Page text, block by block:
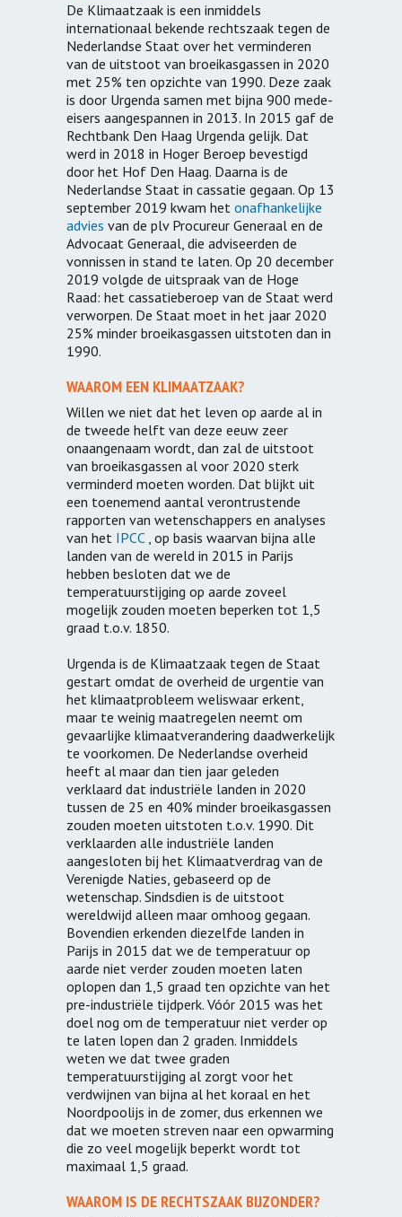
De Klimaatzaak is een inmiddels
internationaal bekende rechtszaak tegen de
Nederlandse Staat over het verminderen
van de uitstoot van broeikasgassen in 2020
met 25% ten opzichte van 1990. Deze zaak
is door Urgenda samen met bijna 900 mede-
eisers aangespannen in 2013. In 2015 gaf de
Rechtbank Den Haag Urgenda gelijk. Dat
werd in 2018 in Hoger Beroep bevestigd
door het Hof Den Haag. Daarna is de
Nederlandse Staat in cassatie gegaan. Op 13
september 2019 kwam het onafhankelijke
advies van de plv Procureur Generaal en de
Advocaat Generaal, die adviseerden de
vonnissen in stand te laten. Op 20 december
2019 volgde de uitspraak van de Hoge
Raad: het cassatieberoep van de Staat werd
verworpen. De Staat moet in het jaar 2020
25% minder broeikasgassen uitstoten dan in
1990.
WAAROM EEN KLIMAATZAAK?
Willen we niet dat het leven op aarde al in
de tweede helft van deze eeuw zeer
onaangenaam wordt, dan zal de uitstoot
van broeikasgassen al voor 2020 sterk
verminderd moeten worden. Dat blijkt uit
een toenemend aantal verontrustende
rapporten van wetenschappers en analyses
van het IPCC , op basis waarvan bijna alle
landen van de wereld in 2015 in Parijs
hebben besloten dat we de
temperatuurstijging op aarde zoveel
mogelijk zouden moeten beperken tot 1,5
graad t.o.v. 1850.
Urgenda is de Klimaatzaak tegen de Staat
gestart omdat de overheid de urgentie van
het klimaatprobleem weliswaar erkent,
maar te weinig maatregelen neemt om
gevaarlijke klimaatverandering daadwerkelijk
te voorkomen. De Nederlandse overheid
heeft al maar dan tien jaar geleden
verklaard dat industriële landen in 2020
tussen de 25 en 40% minder broeikasgassen
zouden moeten uitstoten t.o.v. 1990. Dit
verklaarden alle industriële landen
aangesloten bij het Klimaatverdrag van de
Verenigde Naties, gebaseerd op de
wetenschap. Sindsdien is de uitstoot
wereldwijd alleen maar omhoog gegaan.
Bovendien erkenden diezelfde landen in
Parijs in 2015 dat we de temperatuur op
aarde niet verder zouden moeten laten
oplopen dan 1,5 graad ten opzichte van het
pre-industriële tijdperk. Vóór 2015 was het
doel nog om de temperatuur niet verder op
te laten lopen dan 2 graden. Inmiddels
weten we dat twee graden
temperatuurstijging al zorgt voor het
verdwijnen van bijna al het koraal en het
Noordpoolijs in de zomer, dus erkennen we
dat we moeten streven naar een opwarming
die zo veel mogelijk beperkt wordt tot
maximaal 1,5 graad.
WAAROM IS DE RECHTSZAAK BIJZONDER?